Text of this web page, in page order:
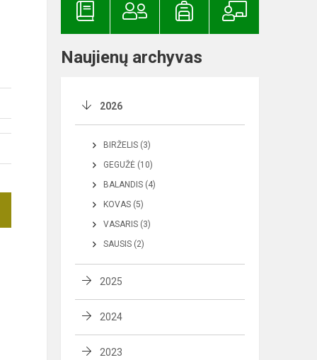
Naujienų archyvas
2026
BIRŽELIS (3)
GEGUŽĖ (10)
BALANDIS (4)
KOVAS (5)
VASARIS (3)
SAUSIS (2)
2025
2024
2023